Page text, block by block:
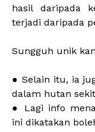
hasil daripada
terjadi daripada
Sungguh unik
● Selain itu, ia
dalam hutan
● Lagi info
ini dikatakan